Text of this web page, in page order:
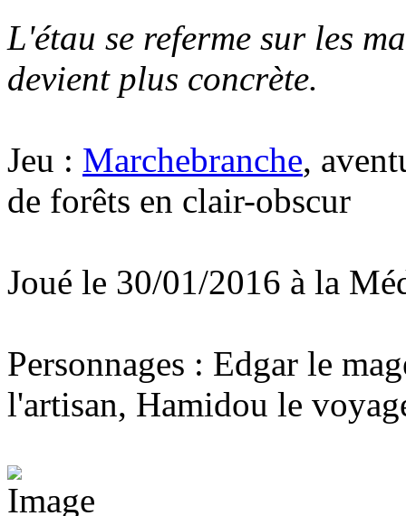
L'étau se referme sur les
devient plus concrète.
Jeu : Marchebranche,
de forêts en clair-obscur
Joué le 30/01/2016 à la
Personnages : Edgar le
l'artisan, Hamidou le